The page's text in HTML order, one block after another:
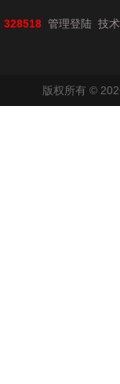
328518 管理登陆 技
版权所有 ©